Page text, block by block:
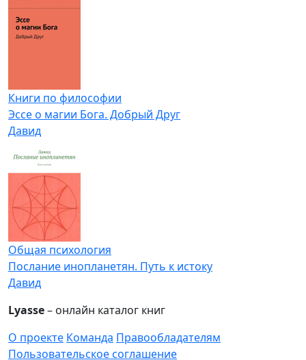
Книги по философии
Эссе о магии Бога. Добрый Друг
Давид
Общая психология
Послание инопланетян. Путь к истоку
Давид
Lyasse– онлайн каталог книг
О проекте Команда Правообладателям
Пользовательское соглашение